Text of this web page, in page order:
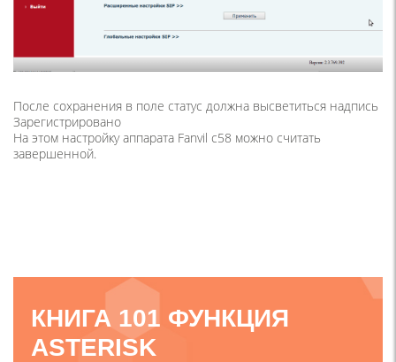
После сохранения в поле статус должна высветиться надпись
Зарегистрировано
На этом настройку аппарата Fanvil c58 можно считать
завершенной.
КНИГА 101 ФУНКЦИЯ
ASTERISK